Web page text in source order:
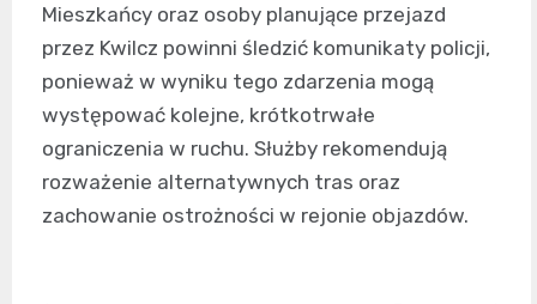
Mieszkańcy oraz osoby planujące przejazd
przez Kwilcz powinni śledzić komunikaty policji,
ponieważ w wyniku tego zdarzenia mogą
występować kolejne, krótkotrwałe
ograniczenia w ruchu. Służby rekomendują
rozważenie alternatywnych tras oraz
zachowanie ostrożności w rejonie objazdów.